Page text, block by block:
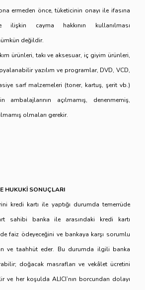
ermeden önce, tüketicinin onayı ile ifasına
ilişkin cayma hakkının kullanılması
değildir.
ürünleri, takı ve aksesuar, iç giyim ürünleri,
yazılım ve programlar, DVD, VCD,
sarf malzemeleri (toner, kartuş, şerit vb.)
açılmamış, denenmemiş,
olmaları gerekir.
HUKUKİ SONUÇLARI
kredi kartı ile yaptığı durumda temerrüde
sahibi banka ile arasındaki kredi kartı
faiz ödeyeceğini ve bankaya karşı sorumlu
ve taahhüt eder. Bu durumda ilgili banka
doğacak masrafları ve vekâlet ücretini
ve her koşulda ALICI’nın borcundan dolayı